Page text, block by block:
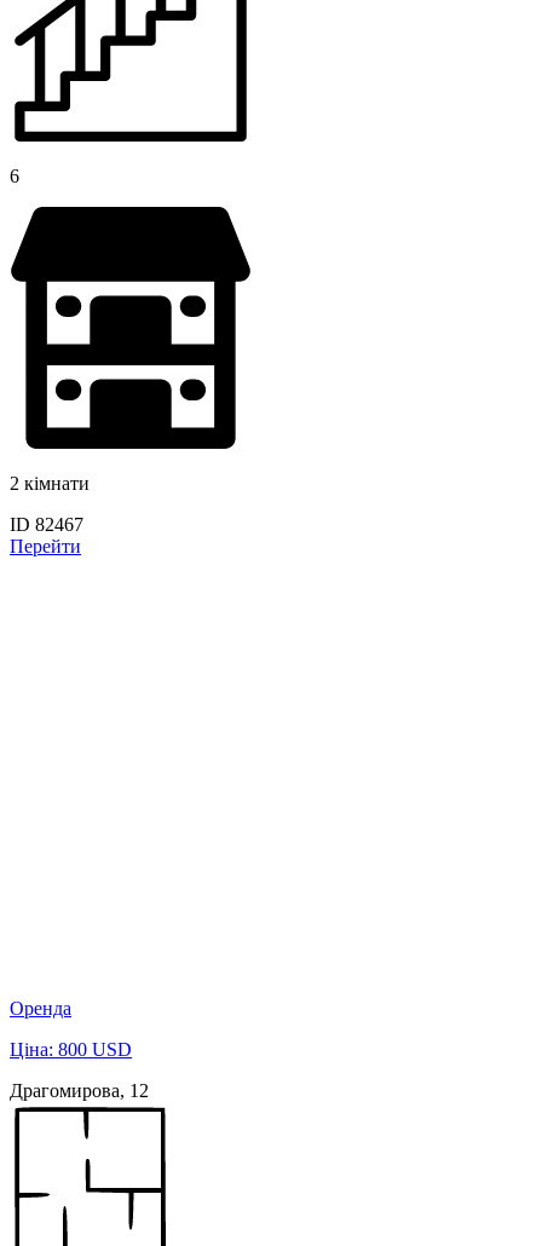
6
2 кімнати
ID 82467
Перейти
Оренда
Ціна: 800 USD
Драгомирова, 12